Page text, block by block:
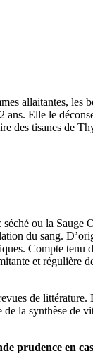
allaitantes,
Elle le
des tisanes de
ou la Sauge
du sang.
Compte tenu
et
de
la synthèse
prudence en